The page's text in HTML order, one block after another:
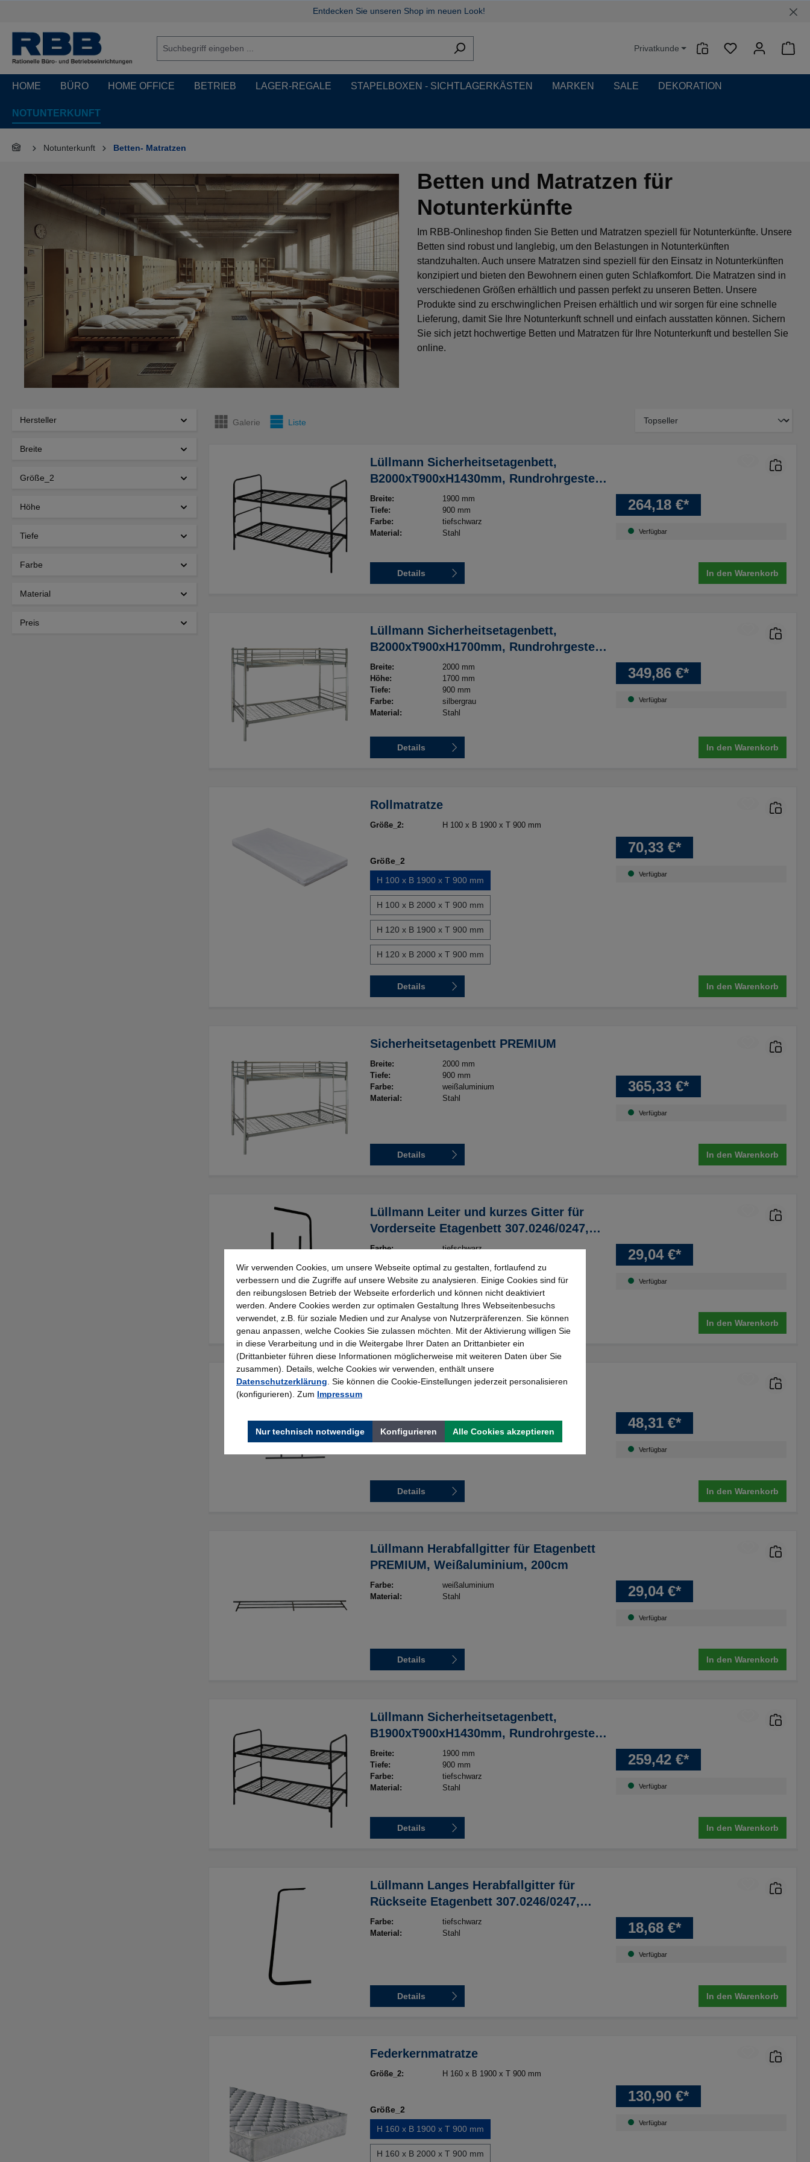
Entdecken Sie unseren Shop im neuen Look!
Privatkunde
HOME BÜRO HOME OFFICE BETRIEB LAGER-REGALE STAPELBOXEN - SICHTLAGERKÄSTEN MARKEN SALE DEKORATION
NOTUNTERKUNFT
Notunterkunft Betten- Matratzen
Betten und Matratzen für
Notunterkünfte
Im RBB-Onlineshop finden Sie Betten und Matratzen speziell für Notunterkünfte. Unsere
Betten sind robust und langlebig, um den Belastungen in Notunterkünften
standzuhalten. Auch unsere Matratzen sind speziell für den Einsatz in Notunterkünften
konzipiert und bieten den Bewohnern einen guten Schlafkomfort. Die Matratzen sind in
verschiedenen Größen erhältlich und passen perfekt zu unseren Betten. Unsere
Produkte sind zu erschwinglichen Preisen erhältlich und wir sorgen für eine schnelle
Lieferung, damit Sie Ihre Notunterkunft schnell und einfach ausstatten können. Sichern
Sie sich jetzt hochwertige Betten und Matratzen für Ihre Notunterkunft und bestellen Sie
online.
Hersteller
Breite
Größe_2
Höhe
Tiefe
Farbe
Material
Preis
Galerie Liste
Lüllmann Sicherheitsetagenbett,
B2000xT900xH1430mm, Rundrohrgestell,
Liegeflächen als Einhängrahmen, RAL
9005 tiefschwarz
Breite:
1900 mm
Tiefe:
900 mm
Farbe:
tiefschwarz
Material:
Stahl
Details
264,18 €*
Verfügbar
In den Warenkorb
Lüllmann Sicherheitsetagenbett,
B2000xT900xH1700mm, Rundrohrgestell,
inkl. Leiter, Herabfallgitter, vorne u.
hinten, silbergrau
Breite:
2000 mm
Höhe:
1700 mm
Tiefe:
900 mm
Farbe:
silbergrau
Material:
Stahl
Details
349,86 €*
Verfügbar
In den Warenkorb
Rollmatratze
Größe_2: H 100 x B 1900 x T 900 mm
Größe_2
H 100 x B 1900 x T 900 mm
H 100 x B 2000 x T 900 mm
H 120 x B 1900 x T 900 mm
H 120 x B 2000 x T 900 mm
Details
70,33 €*
Verfügbar
In den Warenkorb
Sicherheitsetagenbett PREMIUM
Breite:
2000 mm
Tiefe:
900 mm
Farbe:
weißaluminium
Material:
Stahl
Details
365,33 €*
Verfügbar
In den Warenkorb
Lüllmann Leiter und kurzes Gitter für
Vorderseite Etagenbett 307.0246/0247,
RAL 9005 tiefschwarz
Farbe:
tiefschwarz
Details
29,04 €*
Verfügbar
In den Warenkorb
Leiter und Herabfallgitter
Details
48,31 €*
Verfügbar
In den Warenkorb
Lüllmann Herabfallgitter für Etagenbett
PREMIUM, Weißaluminium, 200cm
Farbe:
weißaluminium
Material:
Stahl
Details
29,04 €*
Verfügbar
In den Warenkorb
Lüllmann Sicherheitsetagenbett,
B1900xT900xH1430mm, Rundrohrgestell,
Liegeflächen als Einhängrahmen, RAL
9005 tiefschwarz
Breite:
1900 mm
Tiefe:
900 mm
Farbe:
tiefschwarz
Material:
Stahl
Details
259,42 €*
Verfügbar
In den Warenkorb
Lüllmann Langes Herabfallgitter für
Rückseite Etagenbett 307.0246/0247,
RAL 9005 tiefschwarz
Farbe:
tiefschwarz
Material:
Stahl
Details
18,68 €*
Verfügbar
In den Warenkorb
Federkernmatratze
Größe_2: H 160 x B 1900 x T 900 mm
Größe_2
H 160 x B 1900 x T 900 mm
H 160 x B 2000 x T 900 mm
130,90 €*
Verfügbar
Wir verwenden Cookies, um unsere Webseite optimal zu gestalten, fortlaufend zu
verbessern und die Zugriffe auf unsere Website zu analysieren. Einige Cookies sind für
den reibungslosen Betrieb der Webseite erforderlich und können nicht deaktiviert
werden. Andere Cookies werden zur optimalen Gestaltung Ihres Webseitenbesuchs
verwendet, z.B. für soziale Medien und zur Analyse von Nutzerpräferenzen. Sie können
genau anpassen, welche Cookies Sie zulassen möchten. Mit der Aktivierung willigen Sie
in diese Verarbeitung und in die Weitergabe Ihrer Daten an Drittanbieter ein
(Drittanbieter führen diese Informationen möglicherweise mit weiteren Daten über Sie
zusammen). Details, welche Cookies wir verwenden, enthält unsere
Datenschutzerklärung . Sie können die Cookie-Einstellungen jederzeit personalisieren
(konfigurieren). Zum Impressum
Nur technisch notwendige Konfigurieren Alle Cookies akzeptieren